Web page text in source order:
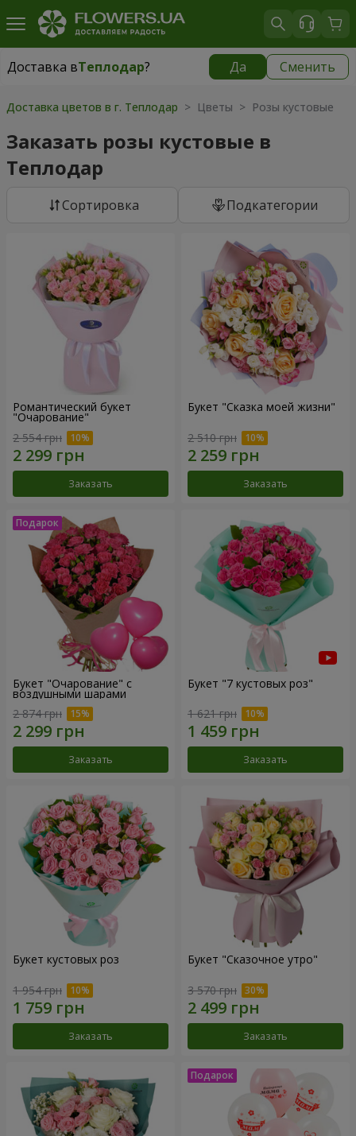
Доставка вТеплодар? Да Сменить
Доставка вТеплодар|
Доставка цветов в г. Теплодар > Цветы > Розы кустовые
Заказать розы кустовые в
Теплодар
Cортировка Подкатегории
Романтический букет
"Очарование"
2 554 грн
Заказать
Букет "Сказка моей жизни"
2 510 грн
Заказать
Букет "Очарование" с
воздушными шарами
2 874 грн
Заказать
Букет "7 кустовых роз"
1 621 грн
Заказать
Букет кустовых роз
1 954 грн
Заказать
Букет "Сказочное утро"
3 570 грн
Заказать